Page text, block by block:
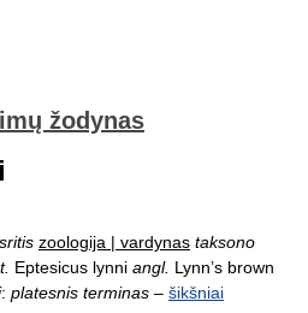
žodynas
sritis zoologija | vardynas taksono
Eptesicus lynni angl. Lynn’s brown
: platesnis terminas – šikšniai